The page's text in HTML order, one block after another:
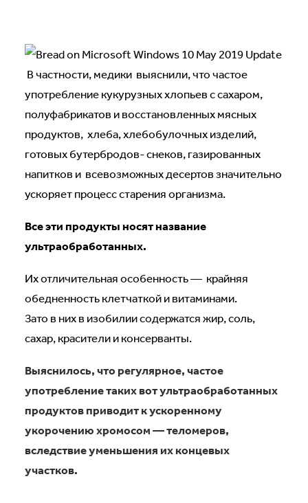
В частности, медики выяснили, что частое
употребление кукурузных хлопьев с сахаром,
полуфабрикатов и восстановленных мясных
продуктов, хлеба, хлебобулочных изделий,
готовых бутербродов- снеков, газированных
напитков и всевозможных десертов значительно
ускоряет процесс старения организма.
Все эти продукты носят название
ультраобработанных.
Их отличительная особенность — крайняя
обедненность клетчаткой и витаминами.
Зато в них в изобилии содержатся жир, соль,
сахар, красители и консерванты.
Выяснилось, что регулярное, частое
употребление таких вот ультраобработанных
продуктов приводит к ускоренному
укорочению хромосом — теломеров,
вследствие уменьшения их концевых
участков.